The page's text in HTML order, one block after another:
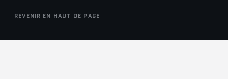
REVENIR EN HAUT DE PAGE